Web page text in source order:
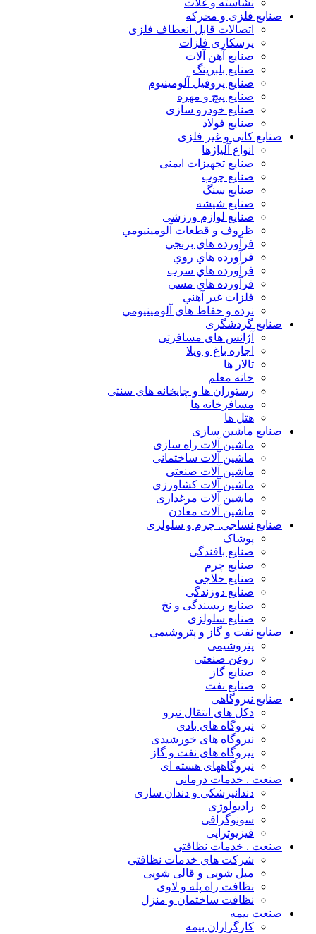
نشاسته و غلات
صنایع فلزی و محرکه
اتصالات قابل انعطاف فلزی
پرسکاری فلزات
صنایع آهن آلات
صنایع بلبرینگ
صنایع پروفیل آلومینیوم
صنایع پیچ و مهره
صنایع خودرو سازی
صنایع فولاد
صنایع کانی و غیر فلزی
انواع آلياژها
صنایع تجهیزات ایمنی
صنایع چوب
صنایع سنگ
صنایع شیشه
صنایع لوازم ورزشی
ظروف و قطعات آلومينيومي
فرآورده هاي برنجي
فرآورده هاي روي
فرآورده هاي سرب
فرآورده هاي مسي
فلزات غير آهني
نرده و حفاظ هاي آلومينيومي
صنایع گردشگری
آژانس های مسافرتی
اجاره باغ و ویلا
تالار ها
خانه معلم
رستوران ها و چایخانه های سنتی
مسافرخانه ها
هتل ها
صنایع ماشین سازی
ماشین آلات راه سازی
ماشین آلات ساختمانی
ماشین آلات صنعتی
ماشین آلات کشاورزی
ماشین آلات مرغداری
ماشین آلات معادن
صنایع نساجی. چرم و سلولزی
پوشاک
صنایع بافندگی
صنایع چرم
صنایع حلاجی
صنایع دوزندگی
صنایع ریسندگی و نخ
صنایع سلولزی
صنایع نفت و گاز و پتروشیمی
پتروشیمی
روغن صنعتی
صنایع گاز
صنایع نفت
صنایع نیروگاهی
دکل های انتقال نیرو
نیروگاه های بادی
نیروگاه های خورشیدی
نیروگاه های نفت و گاز
نیروگاههای هسته ای
صنعت . خدمات درمانی
دندانپزشکی و دندان سازی
رادیولوژی
سونوگرافی
فیزیوتراپی
صنعت . خدمات نظافتی
شرکت های خدمات نظافتی
مبل شویی و قالی شویی
نظافت راه پله و لاوی
نظافت ساختمان و منزل
صنعت بیمه
کارگزاران بیمه